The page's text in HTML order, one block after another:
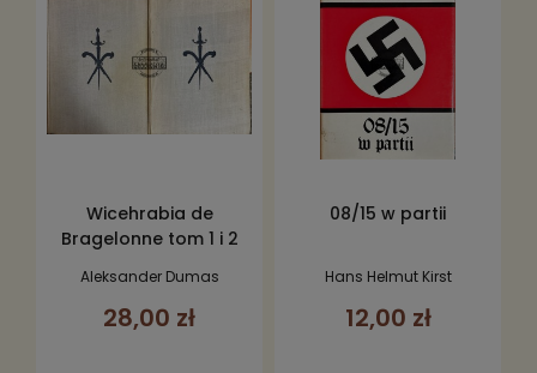
Wicehrabia de
Bragelonne tom 1 i 2
Aleksander Dumas
28,00 zł
08/15 w partii
Hans Helmut Kirst
12,00 zł